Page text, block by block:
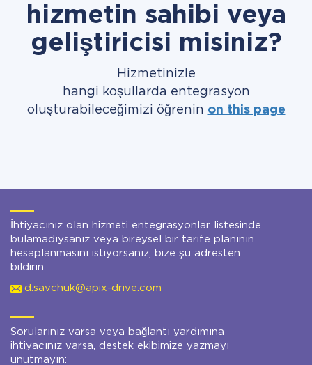
hizmetin sahibi veya
geliştiricisi misiniz?
Hizmetinizle
hangi koşullarda entegrasyon
oluşturabileceğimizi öğrenin on this page
İhtiyacınız olan hizmeti entegrasyonlar listesinde
bulamadıysanız veya bireysel bir tarife planının
hesaplanmasını istiyorsanız, bize şu adresten
bildirin:
d.savchuk@apix-drive.com
Sorularınız varsa veya bağlantı yardımına
ihtiyacınız varsa, destek ekibimize yazmayı
unutmayın: